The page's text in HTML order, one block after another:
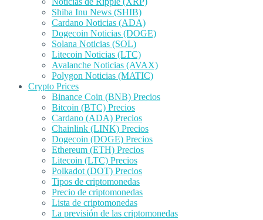
Shiba Inu News (SHIB)
Cardano Noticias (ADA)
Dogecoin Noticias (DOGE)
Solana Noticias (SOL)
Litecoin Noticias (LTC)
Avalanche Noticias (AVAX)
Polygon Noticias (MATIC)
Crypto Prices
Binance Coin (BNB) Precios
Bitcoin (BTC) Precios
Cardano (ADA) Precios
Chainlink (LINK) Precios
Dogecoin (DOGE) Precios
Ethereum (ETH) Precios
Litecoin (LTC) Precios
Polkadot (DOT) Precios
Tipos de criptomonedas
Precio de criptomonedas
Lista de criptomonedas
La previsión de las criptomonedas